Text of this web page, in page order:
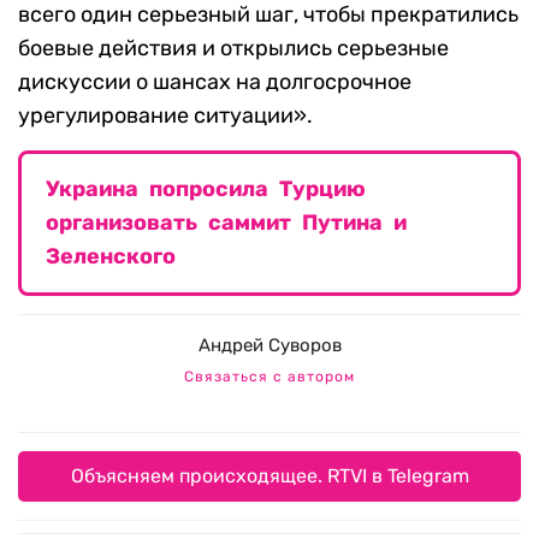
всего один серьезный шаг, чтобы прекратились
боевые действия и открылись серьезные
дискуссии о шансах на долгосрочное
урегулирование ситуации».
Украина попросила Турцию
организовать саммит Путина и
Зеленского
Андрей Суворов
Связаться с автором
Объясняем происходящее. RTVI в Telegram